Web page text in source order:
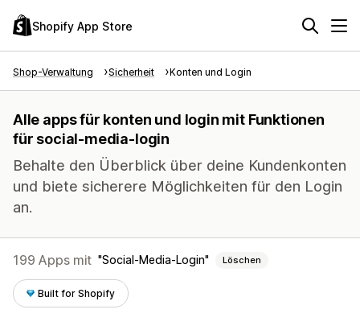
Shopify App Store
Shop-Verwaltung Sicherheit Konten und Login
Alle apps für konten und login mit Funktionen
für social-media-login
Behalte den Überblick über deine Kundenkonten
und biete sicherere Möglichkeiten für den Login
an.
199 Apps mit Social-Media-Login Löschen
Built for Shopify